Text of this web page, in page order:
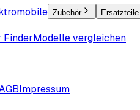
Zubehör Ersatzteile
FinderModelle vergleichen
Impressum